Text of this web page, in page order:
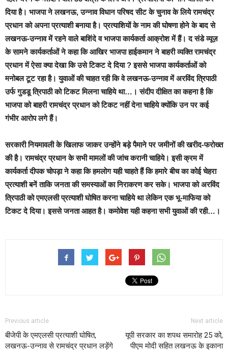
दिया है। भाजपा ने लखनऊ, उन्नाव विधान परिषद सीट के चुनाव के लिये रामचंद्र
प्रधान को अपना प्रत्याशी बनाया है। प्रत्याशियों के नाम की घोषणा होने के बाद से
लखनऊ-उन्नाव में रहने वाले बाशिंदे व भाजपा कार्यकर्ता आक्रोश में हैं। द संडे व्यूज़
के सामने कार्यकर्ताओं ने कहा कि आखिर भाजपा हाईकमान ने बाहरी व्यक्ति रामचंद्र
प्रधान में ऐसा क्या देखा कि उसे टिकट दे दिया ? इससे भाजपा कार्यकर्ताओं को
मनोबल टूट रहा है। युवाओं की चाहत रही कि वे लखनऊ-उन्नाव में अरविंद त्रिपाठी
उर्फ गुडडू त्रिपाठी को टिकट मिलना चाहिये था…। संदीप दीक्षित का कहना है कि
भाजपा को बाहरी रामचंद्र प्रधान को टिकट नहीं देना चाहिये क्योंकि उन पर कई
गंभीर आरोप लगे हैं।
सरकारी नियमावली के खिलाफ जाकर उन्होंने बड़े पैमाने पर जमीनों की खरीद-फरोख्त
की है। रामचंद्र प्रधान के सभी मामलों की जांच करानी चाहिये। इसी क्रम में
कार्यकर्ता दीपक चोपड़ा ने कहा कि हमलोग यही चाहते हैं कि हमारे बीच का कोई चेहरा
प्रत्याशी बनें ताकि जनता की समस्याओं का निराकरण कर सके। भाजपा को अरविंद
त्रिपाठी को एमएलसी प्रत्याशी घोषित करना चाहिये था लेकिन एक भू-माफिया को
टिकट दे दिया। इससे जनता आहत है। कमोवेश यही कहना सभी युवाओं की रही…।
Previous article
बीजेपी के एमएलसी प्रत्याशी घोषित,
लखनऊ-उन्नाव से रामचंद्र प्रधान लड़ेंगे
Next article
यूपी सरकार का शपथ समारोह 25 को,
पीएम मोदी सहित लखनऊ के इकाना